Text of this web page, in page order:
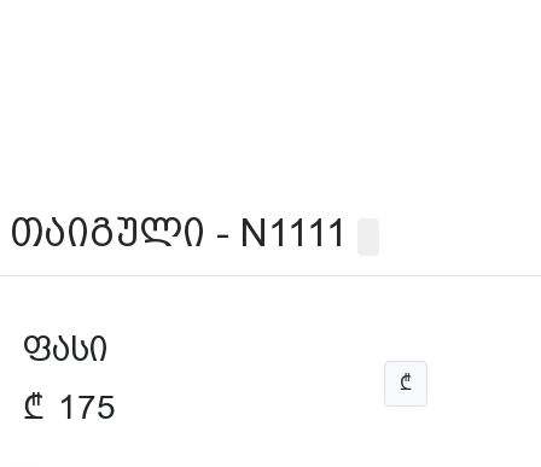
თაიგული - N1111
ფასი
₾ 175
₾